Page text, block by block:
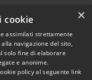
© 2026 • Comune di
Supino • Powered by
×
cookie
assimilati strettamente
navigazione del sito,
solo fine di elaborare
e anonime.
policy al seguente link